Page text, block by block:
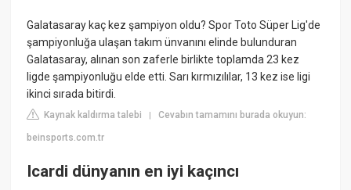
Galatasaray kaç kez şampiyon oldu? Spor Toto Süper Lig'de
şampiyonluğa ulaşan takım ünvanını elinde bulunduran
Galatasaray, alınan son zaferle birlikte toplamda 23 kez
ligde şampiyonluğu elde etti. Sarı kırmızılılar, 13 kez ise ligi
ikinci sırada bitirdi.
Kaynak kaldırma talebi |Cevabın tamamını burada okuyun:
beinsports.com.tr
Icardi dünyanın en iyi kaçıncı